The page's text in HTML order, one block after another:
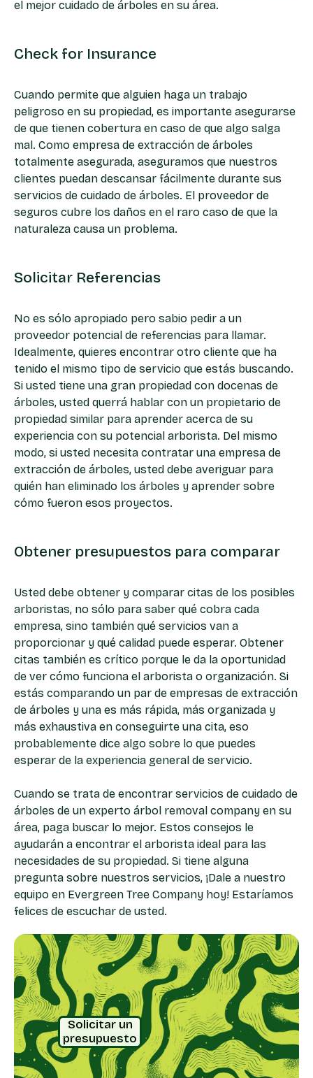
el mejor cuidado de árboles en su área.
Check for Insurance
Cuando permite que alguien haga un trabajo
peligroso en su propiedad, es importante asegurarse
de que tienen cobertura en caso de que algo salga
mal. Como empresa de extracción de árboles
totalmente asegurada, aseguramos que nuestros
clientes puedan descansar fácilmente durante sus
servicios de cuidado de árboles. El proveedor de
seguros cubre los daños en el raro caso de que la
naturaleza causa un problema.
Solicitar Referencias
No es sólo apropiado pero sabio pedir a un
proveedor potencial de referencias para llamar.
Idealmente, quieres encontrar otro cliente que ha
tenido el mismo tipo de servicio que estás buscando.
Si usted tiene una gran propiedad con docenas de
árboles, usted querrá hablar con un propietario de
propiedad similar para aprender acerca de su
experiencia con su potencial arborista. Del mismo
modo, si usted necesita contratar una empresa de
extracción de árboles, usted debe averiguar para
quién han eliminado los árboles y aprender sobre
cómo fueron esos proyectos.
Obtener presupuestos para comparar
Usted debe obtener y comparar citas de los posibles
arboristas, no sólo para saber qué cobra cada
empresa, sino también qué servicios van a
proporcionar y qué calidad puede esperar. Obtener
citas también es crítico porque le da la oportunidad
de ver cómo funciona el arborista o organización. Si
estás comparando un par de empresas de extracción
de árboles y una es más rápida, más organizada y
más exhaustiva en conseguirte una cita, eso
probablemente dice algo sobre lo que puedes
esperar de la experiencia general de servicio.
Cuando se trata de encontrar servicios de cuidado de
árboles de un experto árbol removal company en su
área, paga buscar lo mejor. Estos consejos le
ayudarán a encontrar el arborista ideal para las
necesidades de su propiedad. Si tiene alguna
pregunta sobre nuestros servicios, ¡Dale a nuestro
equipo en Evergreen Tree Company hoy! Estaríamos
felices de escuchar de usted.
Solicitar un
presupuesto